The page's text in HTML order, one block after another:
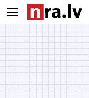
menu